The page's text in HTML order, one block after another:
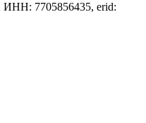
7705856435, erid: